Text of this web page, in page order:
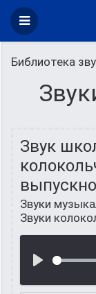
Библиотека
Звук
Звуки
Звуки